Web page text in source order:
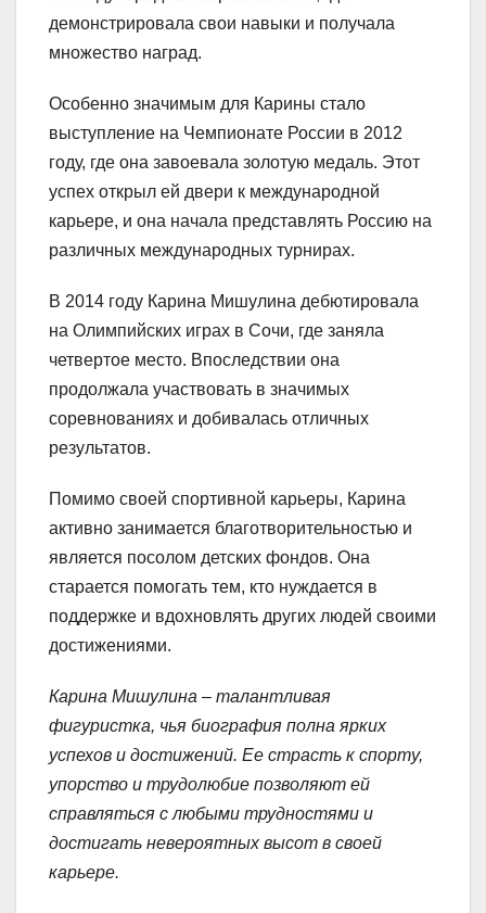
демонстрировала свои навыки и получала
множество наград.
Особенно значимым для Карины стало
выступление на Чемпионате России в 2012
году, где она завоевала золотую медаль. Этот
успех открыл ей двери к международной
карьере, и она начала представлять Россию на
различных международных турнирах.
В 2014 году Карина Мишулина дебютировала
на Олимпийских играх в Сочи, где заняла
четвертое место. Впоследствии она
продолжала участвовать в значимых
соревнованиях и добивалась отличных
результатов.
Помимо своей спортивной карьеры, Карина
активно занимается благотворительностью и
является посолом детских фондов. Она
старается помогать тем, кто нуждается в
поддержке и вдохновлять других людей своими
достижениями.
Карина Мишулина – талантливая
фигуристка, чья биография полна ярких
успехов и достижений. Ее страсть к спорту,
упорство и трудолюбие позволяют ей
справляться с любыми трудностями и
достигать невероятных высот в своей
карьере.